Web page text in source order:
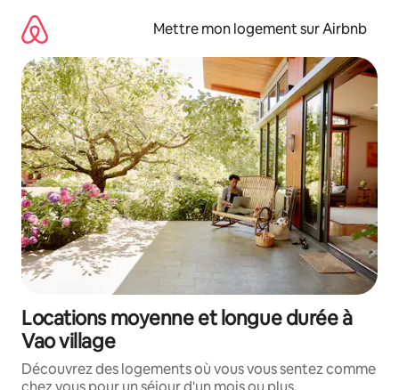
directement
contenu
Mettre mon logement sur Airbnb
Locations moyenne et longue durée à
Vao village
Découvrez des logements où vous vous sentez comme